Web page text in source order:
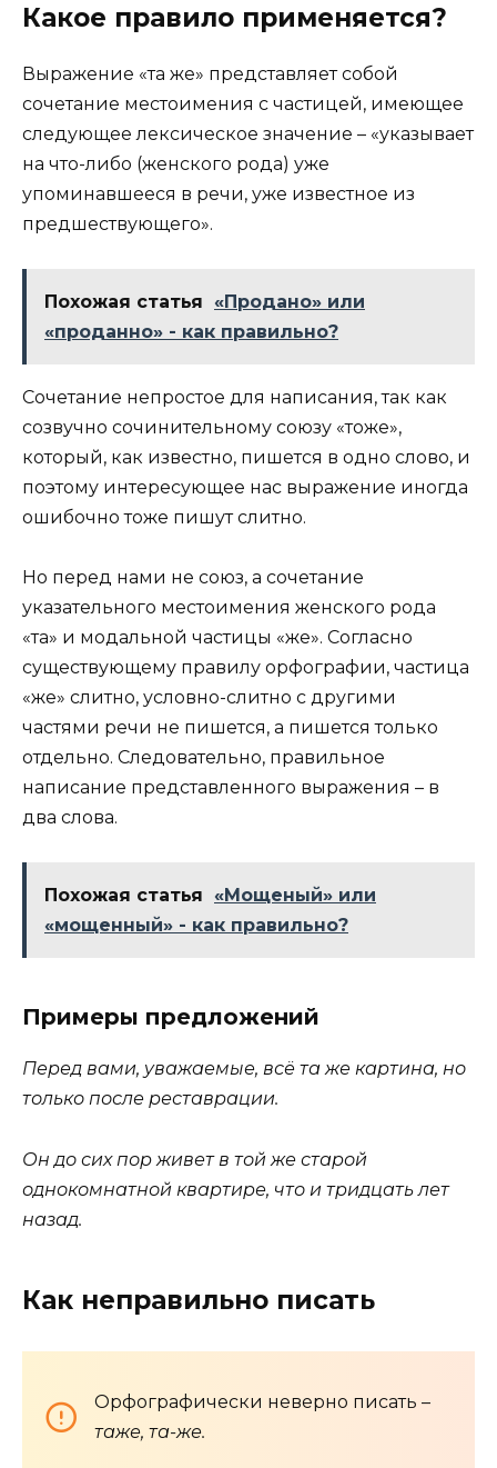
Какое правило применяется?
Выражение «та же» представляет собой
сочетание местоимения с частицей, имеющее
следующее лексическое значение – «указывает
на что-либо (женского рода) уже
упоминавшееся в речи, уже известное из
предшествующего».
Похожая статья
«Продано» или
«проданно» - как правильно?
Сочетание непростое для написания, так как
созвучно сочинительному союзу «тоже»,
который, как известно, пишется в одно слово, и
поэтому интересующее нас выражение иногда
ошибочно тоже пишут слитно.
Но перед нами не союз, а сочетание
указательного местоимения женского рода
«та» и модальной частицы «же». Согласно
существующему правилу орфографии, частица
«же» слитно, условно-слитно с другими
частями речи не пишется, а пишется только
отдельно. Следовательно, правильное
написание представленного выражения – в
два слова.
Похожая статья
«Мощеный» или
«мощенный» - как правильно?
Примеры предложений
Перед вами, уважаемые, всё та же картина, но
только после реставрации.
Он до сих пор живет в той же старой
однокомнатной квартире, что и тридцать лет
назад.
Как неправильно писать
Орфографически неверно писать –
таже, та-же.